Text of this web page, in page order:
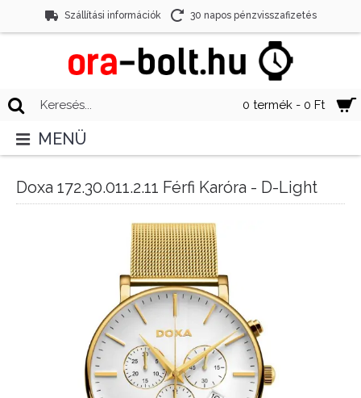
Szállítási információk 30 napos pénzvisszafizetés
0 termék - 0 Ft
MENÜ
Doxa 172.30.011.2.11 Férfi Karóra - D-Light